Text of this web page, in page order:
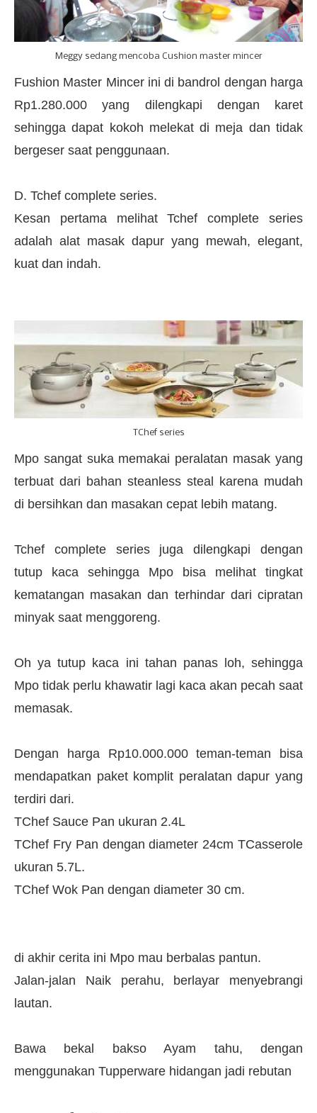
Meggy sedang mencoba Cushion master mincer
Fushion Master Mincer ini di bandrol dengan harga
Rp1.280.000 yang dilengkapi dengan karet
sehingga dapat kokoh melekat di meja dan tidak
bergeser saat penggunaan.
D. Tchef complete series.
Kesan pertama melihat Tchef complete series
adalah alat masak dapur yang mewah, elegant,
kuat dan indah.
TChef series
Mpo sangat suka memakai peralatan masak yang
terbuat dari bahan steanless steal karena mudah
di bersihkan dan masakan cepat lebih matang.
Tchef complete series juga dilengkapi dengan
tutup kaca sehingga Mpo bisa melihat tingkat
kematangan masakan dan terhindar dari cipratan
minyak saat menggoreng.
Oh ya tutup kaca ini tahan panas loh, sehingga
Mpo tidak perlu khawatir lagi kaca akan pecah saat
memasak.
Dengan harga Rp10.000.000 teman-teman bisa
mendapatkan paket komplit peralatan dapur yang
terdiri dari.
TChef Sauce Pan ukuran 2.4L
TChef Fry Pan dengan diameter 24cm TCasserole
ukuran 5.7L.
TChef Wok Pan dengan diameter 30 cm.
di akhir cerita ini Mpo mau berbalas pantun.
Jalan-jalan Naik perahu, berlayar menyebrangi
lautan.
Bawa bekal bakso Ayam tahu, dengan
menggunakan Tupperware hidangan jadi rebutan